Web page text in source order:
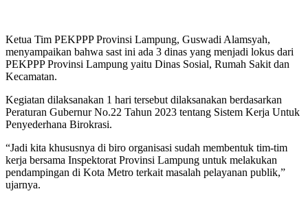
Ketua Tim PEKPPP Provinsi Lampung, Guswadi Alamsyah,
menyampaikan bahwa sast ini ada 3 dinas yang menjadi lokus dari
PEKPPP Provinsi Lampung yaitu Dinas Sosial, Rumah Sakit dan
Kecamatan.
Kegiatan dilaksanakan 1 hari tersebut dilaksanakan berdasarkan
Peraturan Gubernur No.22 Tahun 2023 tentang Sistem Kerja Untuk
Penyederhana Birokrasi.
“Jadi kita khususnya di biro organisasi sudah membentuk tim-tim
kerja bersama Inspektorat Provinsi Lampung untuk melakukan
pendampingan di Kota Metro terkait masalah pelayanan publik,”
ujarnya.